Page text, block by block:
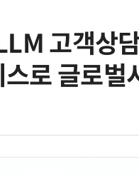
고객상
로 글로벌
6
韓 앱스
원…개발
달 없이